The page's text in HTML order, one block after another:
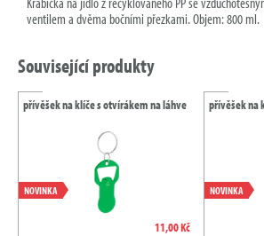
ventilem a dvěma bočními přezkami. Objem: 800 ml.
Související produkty
přívěšek na klíče s otvírákem na láhve
NOVINKA
11,00 Kč
přívěšek na
NOVINKA